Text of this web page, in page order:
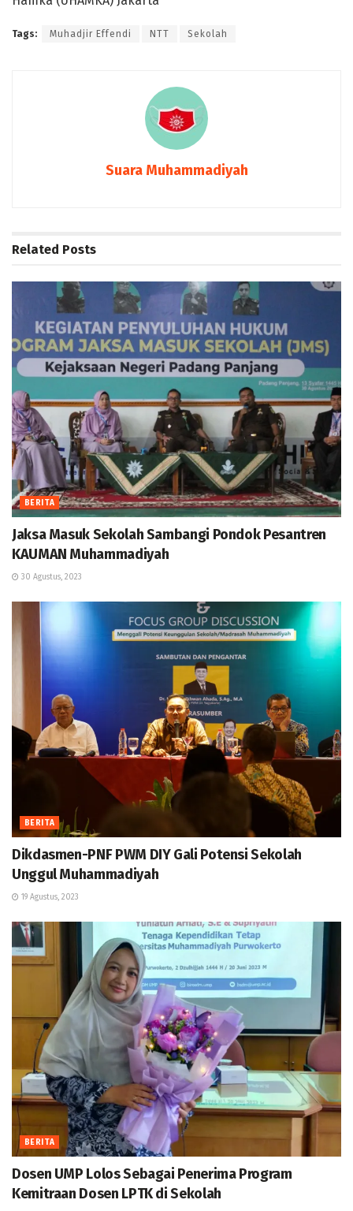
Tags: Muhadjir Effendi NTT Sekolah
Suara Muhammadiyah
Related Posts
BERITA
Jaksa Masuk Sekolah Sambangi Pondok Pesantren
KAUMAN Muhammadiyah
30 Agustus, 2023
BERITA
Dikdasmen-PNF PWM DIY Gali Potensi Sekolah
Unggul Muhammadiyah
19 Agustus, 2023
BERITA
Dosen UMP Lolos Sebagai Penerima Program
Kemitraan Dosen LPTK di Sekolah